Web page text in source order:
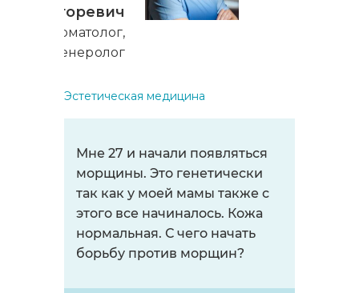
Игоревич
Дерматолог,
Эстетическая медицина
Мне 27 и начали появляться
морщины. Это генетически
так как у моей мамы также с
этого все начиналось. Кожа
нормальная. С чего начать
борьбу против морщин?